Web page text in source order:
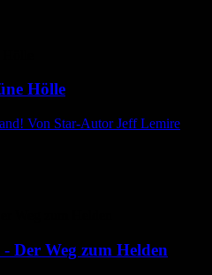
Hölle
Von Star-Autor Jeff Lemire
Der Weg zum Helden